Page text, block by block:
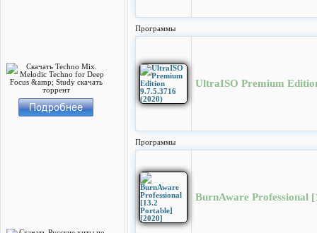
Программы
UltraISO Premium
Программы
BurnAware Professional